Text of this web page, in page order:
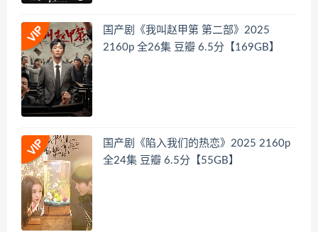
国产剧《我叫赵甲第 第二部》2025
2160p 全26集 豆瓣 6.5分【169GB】
国产剧《陷入我们的热恋》2025 2160p
全24集 豆瓣 6.5分【55GB】